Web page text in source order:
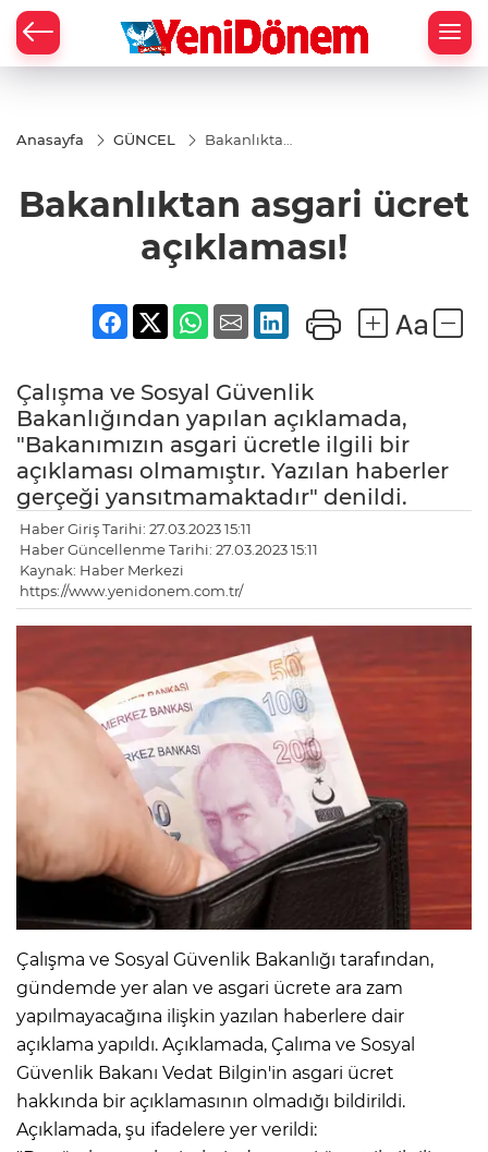
Anasayfa GÜNCEL
Bakanlıktan
Bakanlıktan asgari ücret
açıklaması!
Çalışma ve Sosyal Güvenlik
Bakanlığından yapılan açıklamada,
"Bakanımızın asgari ücretle ilgili bir
açıklaması olmamıştır. Yazılan haberler
gerçeği yansıtmamaktadır" denildi.
Haber Giriş Tarihi: 27.03.2023 15:11
Haber Güncellenme Tarihi: 27.03.2023 15:11
Kaynak: Haber Merkezi
https://www.yenidonem.com.tr/
Çalışma ve Sosyal Güvenlik Bakanlığı tarafından,
gündemde yer alan ve asgari ücrete ara zam
yapılmayacağına ilişkin yazılan haberlere dair
açıklama yapıldı. Açıklamada, Çalıma ve Sosyal
Güvenlik Bakanı Vedat Bilgin'in asgari ücret
hakkında bir açıklamasının olmadığı bildirildi.
Açıklamada, şu ifadelere yer verildi: